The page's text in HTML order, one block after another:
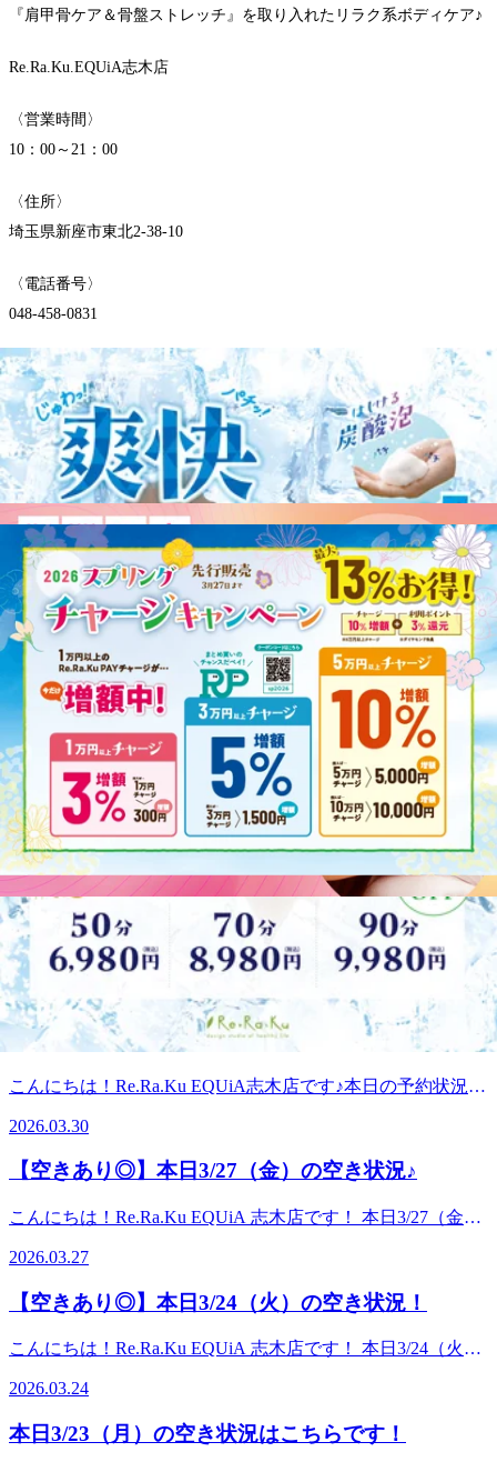
『肩甲骨ケア＆骨盤ストレッチ』を取り入れたリラク系ボディケア♪
Re.Ra.Ku.EQUiA志木店
〈営業時間〉
10：00～21：00
〈住所〉
埼玉県新座市東北2-38-10
〈電話番号〉
048-458-0831
WEB予約する
電話予約する048-458-0831
最近のブログ
【販売開始4日間で100万円販売突破】30%OFFのe
ギフトが大好評！
【30%OFF】＼4日で100万円販売突破！／大好評につき上限
達成で早期終了の可能性あり⚠️ 父の日に、日頃の「ありが
とう」を。離れていても、感謝の気持ちをeギフトで届けま
せんか？ ただいま開催中の期間限定キャンペーンですが、
おかげさまで販売開始からわずか4日間で100万円の販売を突
破いたしました！ これに伴い、ご用意している販売上限数
に達し次第、期間内であっても予告なくキャンペーンを終了
とさせていただく可能性がございます。「まだ大丈夫」と思
っている方も、ぜひお早めにお買い求めくださ
い！ ───────────────────◼︎期間限定30％OFFキャン
ペーン！───────────────────6月28日（日）までの
期間限定で、eGiftが “30％OFF” でご購入いただけます。※
上限に達し次第、早期終了する場合がございます。 10,000円
▶︎ 7,000円（税込）5,000円 ▶︎ 3,500円（税込）3,000円 ▶︎
2,100円（税込） ───────────────────◼︎ Re.Ra.Ku の
eGift 概要───────────────────オンラインで手軽に
贈れるeギフトをご用意♪感謝のメッセージを添えてRe.Ra.Ku
のボディケア/フットケアを大切な人にプレゼントできま
す。 ▼eギフト購入はこちらhttps://app.reraku.jp/r/IIoAse 有効
期限：購入日より4ヶ月後の月末利用店舗：Re.Ra.Ku 一部店
舗のみ※購入前に、下記リンクより利用可能店舗を必ずご確
認くださいhttps://app.reraku.jp/r/45tEe1（リラク公式ホームペ
ージの利用可能店舗一覧に遷移します）
2026.06.19
＼買えば買うほどお得額がUP！／【父の日＆自分
へのご褒美】30%OFFで最大4,500円引き！ 大切な
人へ“癒やしの時間”を贈ろう🎁 eギフト30%OFF
キャンペーンスタート！
Re.Ra.Ku EQUiA志木店です。いつも当店をご利用頂き誠に
ありがとうございます。突然ですが、みなさんは大切な人へ
「いつもありがとう」「お疲れ様」の気持ちをどのように伝
えていますか？「形に残るものもいいけれど、たまには心も
体もリフレッシュできる時間をプレゼントしたいな…」そん
なあなたに、とってもハッピーなお知らせです！本日6月13
日（土）から、スマホで簡単にリラクゼーション体験が贈れ
る「eギフト」が、なんと【30%OFF】で買えちゃう超お得
なキャンペーンがスタートします！ キャンペーン概要開催
期間：2026年6月13日（土）〜 6月28日（日）の16日間！特
典内容：3,000円以上のeギフトチケットが、通常価格より
30%OFF！有効期限：ご購入日から4ヶ月後の月末まで（余
裕を持って使っていただけます）利用可能店舗：当店をはじ
めとする対象のRe.Ra.Ku店舗、Bell Epoc各店、RuamRuam各
店（※Spa Re.Ra.Kuは除きます） 例えばこんな使い方におす
すめ！*6月21日（日）の「父の日」のプレゼントに！*お世
いる自分へのご褒美に。 今年の父の日は、リラクで「健康
事を頑張っているお父さんに「お疲れ様。ゆっくり体を休め
てね」というメッセージと一緒に、極上のリラクゼーション
を贈りませんか？このeギフトはデジタルギフトなので、遠
方に住んでいてなかなか会えないお父さんにも、スマホから
その場ですぐに贈ることができます！オリジナルのデジタル
メッセージカードも添えられるので、普段は照れくさくて言
フトの購入方法はとってもカンタン！下記のリンク（リラク
グループ公式ギフトページ）にアクセス贈りたいチケットを
選んで、クレジットカードで決済するだけ！（Visa、
けます） 【eギフトのご購入はこちらから！】
2026.06.13
大好評！季節限定☆爽快スッキリセットコース
Re.Ra.Ku EQUiA志木店です。いつも当店をご利用頂き誠に
ありがとうございます。当店では毎年恒例の"爽快スッキリ
セットコース"という季節限定メニューが登場していま
す！！【季節限定◆爽快スッキリセットコース】ひんやりパ
チパチ！－5℃の炭酸泡を使った頭スッキリのキャンペーン
となっております。受けたことがある方はもちろん、未体験
の方は是非これからの季節にぴったりの爽快ヘッドスパコー
スをご体験くださいませ◆爽快セット50分コース爽快ヘッド
スパ+ボディケア→6,980円◆爽快セット70分コース爽快ヘッ
ドスパ+ボディケア→8,980円◆爽快セット100分コース爽快
ヘッドスパ+ボディケア→9,980円平日限定で上記価格より
300円OFF!!★選べる香り➀ブルーミングリモーネの香り②ソ
ております。■オンライン予約はこちらから：
お問い合わせ：[0484580831]
2026.06.13
【空きあり◎】本日3/31（火）の空き状況♪
こんにちは！Re.Ra.Ku EQUiA志木店です♪本日の予約状況を
ご案内させて頂きます。【本日3/31(火)のご案内状況】11：
00～21：00（最終受付20：20）上記のお時間でご案内が可能
です。 本日3月31日は「さん（３）さ（３）い（１）」と読
む語呂合わせから、「山菜の日」と呼ばれているそうです。
ね！ 朝から雨が降り続いておりますが、お身体のだるさや
不調を感じてはいませんか？ぜひ快適なお身体で春の新生活
をスタートするために、当店でお身体をリフレッシュしにい
らしてください(^^♪ お身体全身のお疲れにはボディケアや
リフレッシュコース、おみ足のだるさや冷えなどが気になる
時にはフットケアがおすすめです。お身体のお疲れの状態に
お気軽にお問い合わせくださいませ。 皆様のご来店を
す！！
2026.03.31
【空きわずか】本日3/30（月）の空き状況！
こんにちは！Re.Ra.Ku EQUiA志木店です♪本日の予約状況を
00～19：40上記のお時間でご案内が可能です。今日も外は暖
かくお花見日和ですね！桜を見ながらお散歩をしたり、普段
行かない場所へも足を延ばしたくなります。沢山歩いたり、
はオススメです！お出かけ前や後のリフレッシュにケアを受
けてみませんか？この後も皆様のご来店お待ちしておりま
2026.03.30
【空きあり◎】本日3/27（金）の空き状況♪
こんにちは！Re.Ra.Ku EQUiA 志木店です！ 本日3/27（金）
能です！ご希望の場合は、事前にご予約・お問い合わせいた
だけますとスムーズにご案内が出来ます。オンライン上で空
きがない場合でも、ご案内が出来る場合がございますのでお
--------------------------------------------- 桜が各地で開花し始めたよ
うですね！皆さま春のお出かけ予定はもう決まっています
から快適にお過ごしいただくために、少しでもお疲れを感じ
たらぜひお早めにケアをしてお身体をスッキリさせてあげて
2026.03.27
【空きあり◎】本日3/24（火）の空き状況！
こんにちは！Re.Ra.Ku EQUiA 志木店です！ 本日3/24（火）
能です！ご希望の場合は、事前にご予約・お問い合わせいた
だけますとスムーズにご案内が出来ます。またネット上で空
きがない場合でも、ご案内が出来る場合がございますのでお
2026.03.24
本日3/23（月）の空き状況はこちらです！